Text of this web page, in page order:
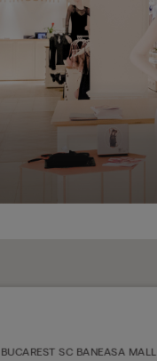
BUCAREST SC BANEASA MALL